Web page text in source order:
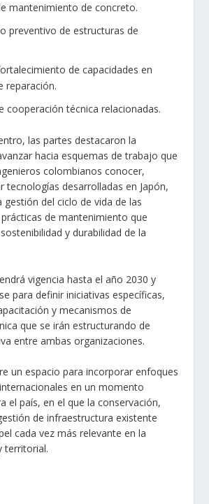
mantenimiento de concreto.
preventivo de estructuras de
de capacidades en
reparación.
cooperación técnica relacionadas.
las partes destacaron la
hacia esquemas de trabajo que
colombianos conocer,
tecnologías desarrolladas en Japón,
gestión del ciclo de vida de las
de mantenimiento que
y durabilidad de la
vigencia hasta el año 2030 y
para definir iniciativas específicas,
y mecanismos de
que se irán estructurando de
entre ambas organizaciones.
un espacio para incorporar enfoques
en un momento
el país, en el que la conservación,
de infraestructura existente
cada vez más relevante en la
territorial.